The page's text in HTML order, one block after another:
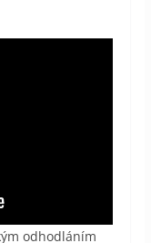
odhodláním